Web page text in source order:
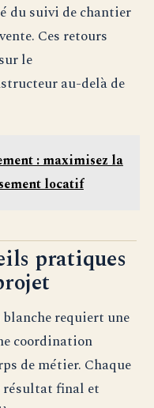
du suivi de chantier
Ces retours
le
au-delà de
: maximisez la
locatif
pratiques
requiert une
coordination
de métier. Chaque
résultat final et